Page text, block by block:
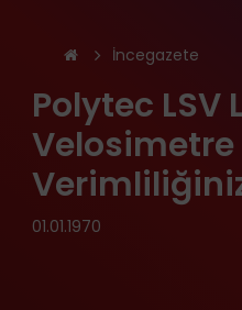
İncegazete
Polytec LSV
01.01.1970